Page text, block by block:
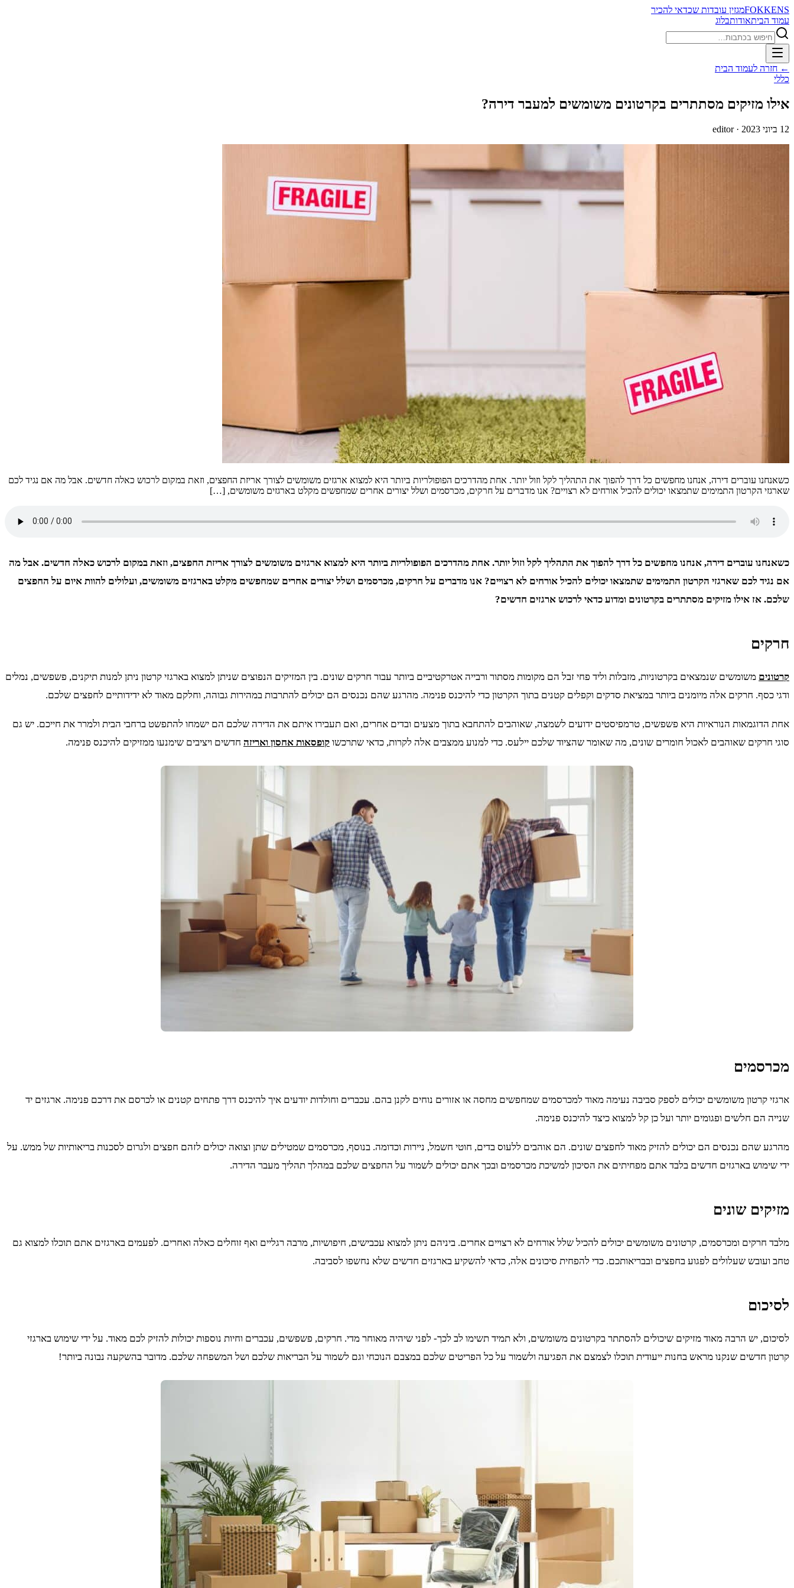
FOKKENSמגזין עובדות שכדאי להכיר
עמוד הביתאודותבלוג
חיפוש
← חזרה לעמוד הבית
כללי
אילו מזיקים מסתתרים בקרטונים משומשים למעבר דירה?
12 ביוני 2023 · editor
כשאנחנו עוברים דירה, אנחנו מחפשים כל דרך להפוך את התהליך לקל וזול יותר. אחת מהדרכים הפופולריות ביותר היא למצוא ארגזים משומשים לצורך אריזת החפצים, וזאת במקום לרכוש כאלה חדשים. אבל מה אם נגיד לכם
שארגזי הקרטון התמימים שתמצאו יכולים להכיל אורחים לא רצויים? אנו מדברים על חרקים, מכרסמים ושלל יצורים אחרים שמחפשים מקלט בארגזים משומשים, […]
כשאנחנו עוברים דירה, אנחנו מחפשים כל דרך להפוך את התהליך לקל וזול יותר. אחת מהדרכים הפופולריות ביותר היא למצוא ארגזים משומשים לצורך אריזת החפצים, וזאת במקום לרכוש כאלה חדשים. אבל מה
אם נגיד לכם שארגזי הקרטון התמימים שתמצאו יכולים להכיל אורחים לא רצויים? אנו מדברים על חרקים, מכרסמים ושלל יצורים אחרים שמחפשים מקלט בארגזים משומשים, ועלולים להוות איום על החפצים
שלכם. אז אילו מזיקים מסתתרים בקרטונים ומדוע כדאי לרכוש ארגזים חדשים?
חרקים
קרטונים משומשים שנמצאים בקרטוניות, מזבלות וליד פחי זבל הם מקומות מסתור ורבייה אטרקטיביים ביותר עבור חרקים שונים. בין המזיקים הנפוצים שניתן למצוא בארגזי קרטון ניתן למנות תיקנים, פשפשים, נמלים
ודגי כסף. חרקים אלה מיומנים ביותר במציאת סדקים וקפלים קטנים בתוך הקרטון כדי להיכנס פנימה. מהרגע שהם נכנסים הם יכולים להתרבות במהירות גבוהה, וחלקם מאוד לא ידידותיים לחפצים שלכם.
אחת הדוגמאות הנוראיות היא פשפשים, טרמפיסטים ידועים לשמצה, שאוהבים להתחבא בתוך מצעים ובדים אחרים, ואם תעבירו איתם את הדירה שלכם הם ישמחו להתפשט ברחבי הבית ולמרר את חייכם. יש גם
סוגי חרקים שאוהבים לאכול חומרים שונים, מה שאומר שהציוד שלכם יילעס. כדי למנוע ממצבים אלה לקרות, כדאי שתרכשו קופסאות אחסון ואריזה חדשים ויציבים שימנעו ממזיקים להיכנס פנימה.
מכרסמים
ארגזי קרטון משומשים יכולים לספק סביבה נעימה מאוד למכרסמים שמחפשים מחסה או אזורים נוחים לקנן בהם. עכברים וחולדות יודעים איך להיכנס דרך פתחים קטנים או לכרסם את דרכם פנימה. ארגזים יד
שנייה הם חלשים ופגומים יותר ועל כן קל למצוא כיצד להיכנס פנימה.
מהרגע שהם נכנסים הם יכולים להזיק מאוד לחפצים שונים. הם אוהבים ללעוס בדים, חוטי חשמל, ניירות וכדומה. בנוסף, מכרסמים שמטילים שתן וצואה יכולים לזהם חפצים ולגרום לסכנות בריאותיות של ממש. על
ידי שימוש בארגזים חדשים בלבד אתם מפחיתים את הסיכון למשיכת מכרסמים ובכך אתם יכולים לשמור על החפצים שלכם במהלך תהליך מעבר הדירה.
מזיקים שונים
מלבד חרקים ומכרסמים, קרטונים משומשים יכולים להכיל שלל אורחים לא רצויים אחרים. ביניהם ניתן למצוא עכבישים, חיפושיות, מרבה רגליים ואף זוחלים כאלה ואחרים. לפעמים בארגזים אתם תוכלו למצוא גם
טחב ועובש שעלולים לפגוע בחפצים ובבריאותכם. כדי להפחית סיכונים אלה, כדאי להשקיע בארגזים חדשים שלא נחשפו לסביבה.
לסיכום
לסיכום, יש הרבה מאוד מזיקים שיכולים להסתתר בקרטונים משומשים, ולא תמיד תשימו לב לכך- לפני שיהיה מאוחר מדי. חרקים, פשפשים, עכברים וחיות נוספות יכולות להזיק לכם מאוד. על ידי שימוש בארגזי
קרטון חדשים שנקנו מראש בחנות ייעודית תוכלו לצמצם את הפגיעה ולשמור על כל הפריטים שלכם במצבם הנוכחי וגם לשמור על הבריאות שלכם ושל המשפחה שלכם. מדובר בהשקעה נבונה ביותר!